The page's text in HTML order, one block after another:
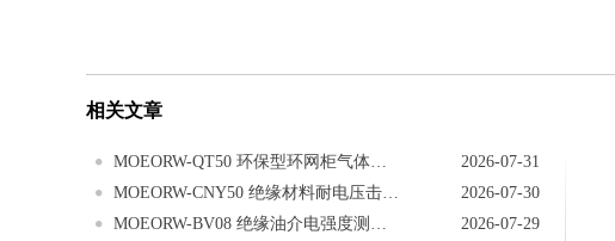
相关文章
MOEORW-QT50 环保型环网柜气体绝缘介质检测仪维护与保养
2026-07-31
MOEORW-CNY50 绝缘材料耐电压击穿试验仪日常保养
2026-07-30
MOEORW-BV08 绝缘油介电强度测定仪简易故障排除
2026-07-29